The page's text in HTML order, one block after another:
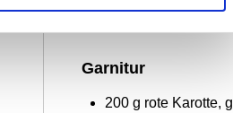
40 ml WIBERG
Garnitur
200 g rote Karotte,